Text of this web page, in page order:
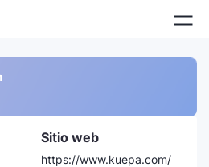
Sitio web
https://www.kuepa.com/